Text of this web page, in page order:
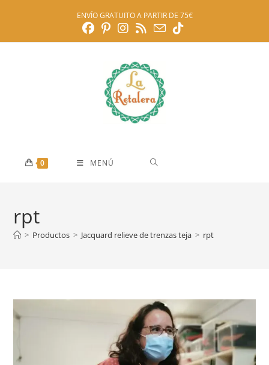
ENVÍO GRATUITO A PARTIR DE 75€
0 MENÚ
rpt
> Productos > Jacquard relieve de trenzas teja > rpt